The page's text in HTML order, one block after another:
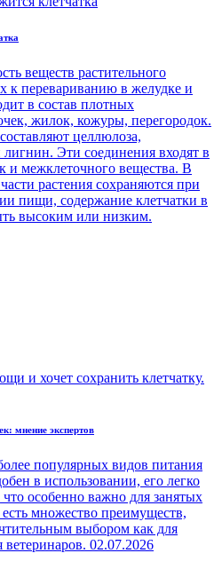
веществ растительного
к перевариванию в желудке и
в состав плотных
жилок, кожуры, перегородок.
целлюлоза,
Эти соединения входят в
и межклеточного вещества. В
растения сохраняются при
пищи, содержание клетчатки в
высоким или низким.
и хочет сохранить клетчатку.
мнение экспертов
популярных видов питания
в использовании, его легко
особенно важно для занятых
множество преимуществ,
выбором как для
ветеринаров. 02.07.2026